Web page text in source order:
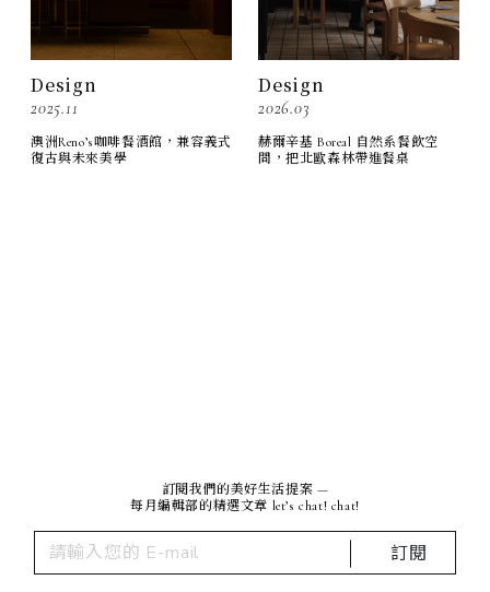
Design
2025.11
澳洲Reno’s咖啡餐酒館，兼容義式
復古與未來美學
Design
2026.03
赫爾辛基 Boreal 自然系餐飲空
間，把北歐森林帶進餐桌
訂閱我們的美好生活提案 —
每月編輯部的精選文章 let’s chat! chat!
訂閱